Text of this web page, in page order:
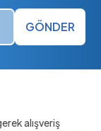
GÖNDER
alışveriş